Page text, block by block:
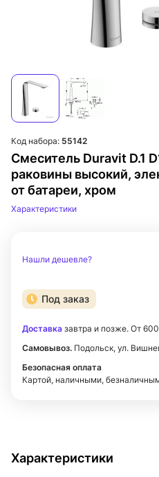
Смеситель Duravit D.1
раковины высокий,
от батареи, хром
Код набора: 55142
Характеристики
Нашли дешевле?
Под заказ
Доставка завтра и позже. От
Самовывоз. Подольск, ул.
Безопасная оплата
Картой, наличными,
Характеристики